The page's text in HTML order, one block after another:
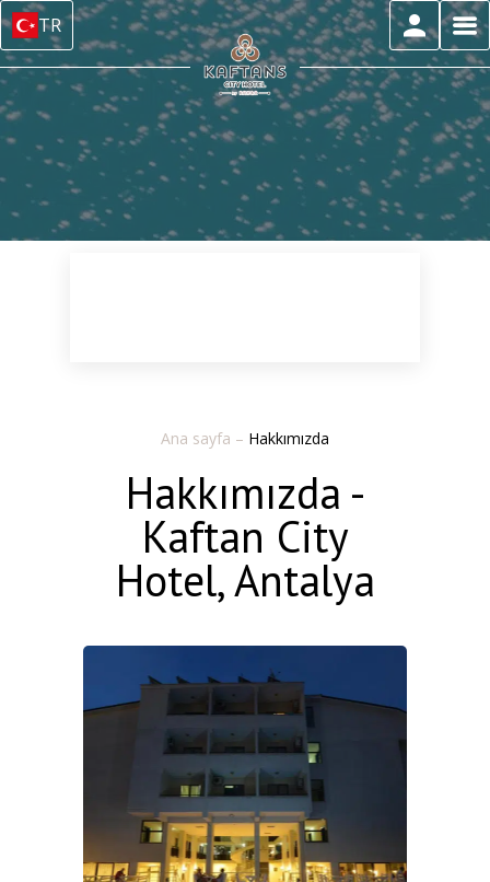
TR
Ana sayfa – Hakkımızda
Hakkımızda -
Kaftan City
Hotel, Antalya